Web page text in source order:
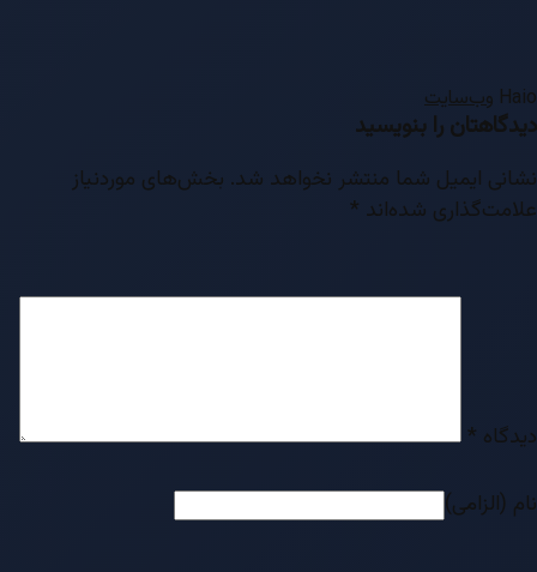
Haio وب‌سایت
دیدگاهتان را بنویسید
نشانی ایمیل شما منتشر نخواهد شد. بخش‌های موردنیاز
علامت‌گذاری شده‌اند *
دیدگاه *
نام (الزامی)